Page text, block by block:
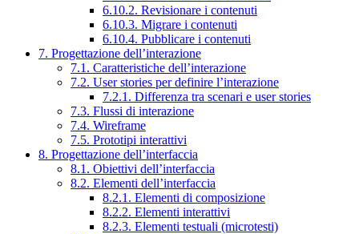
6.10.2. Revisionare i contenuti
6.10.3. Migrare i contenuti
6.10.4. Pubblicare i contenuti
7. Progettazione dell’interazione
7.1. Caratteristiche dell’interazione
7.2. User stories per definire l’interazione
7.2.1. Differenza tra scenari e user stories
7.3. Flussi di interazione
7.4. Wireframe
7.5. Prototipi interattivi
8. Progettazione dell’interfaccia
8.1. Obiettivi dell’interfaccia
8.2. Elementi dell’interfaccia
8.2.1. Elementi di composizione
8.2.2. Elementi interattivi
8.2.3. Elementi testuali (microtesti)